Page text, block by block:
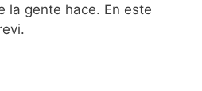
la gente hace. En este